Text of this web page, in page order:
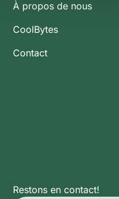
À propos de nous
CoolBytes
Contact
Restons en contact!